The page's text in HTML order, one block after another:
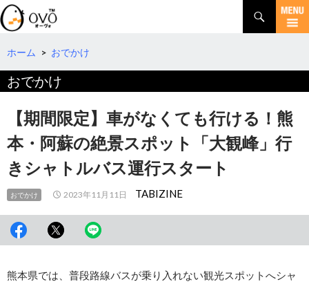
検
索
コ
テ
ツ
へ
ホーム > おでかけ
おでかけ
【期間限定】車がなくても行ける！熊
本・阿蘇の絶景スポット「大観峰」行
きシャトルバス運行スタート
おでかけ 2023年11月11日 TABIZINE
熊本県では、普段路線バスが乗り入れない観光スポットへシャ